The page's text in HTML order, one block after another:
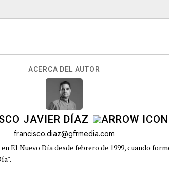
ACERCA DEL AUTOR
JAVIER DÍAZ
francisco.diaz@gfrmedia.com
El Nuevo Día desde febrero de 1999, cuando